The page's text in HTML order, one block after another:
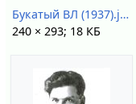
Букатый ВЛ (1937).jpg
240 × 293; 18 КБ